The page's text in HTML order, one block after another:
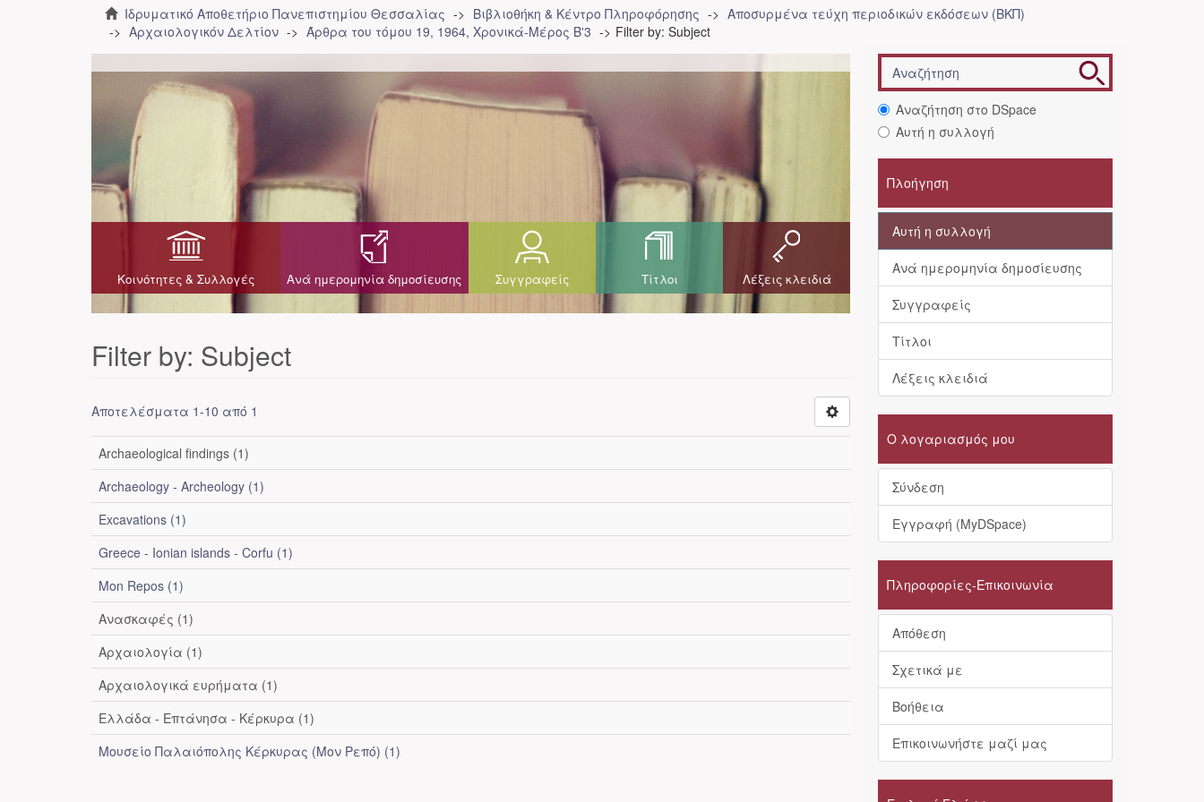
Ιδρυματικό Αποθετήριο Πανεπιστημίου Θεσσαλίας Βιβλιοθήκη & Κέντρο Πληροφόρησης
Αποσυρμένα τεύχη περιοδικών εκδόσεων (ΒΚΠ)
Αρχαιολογικόν Δελτίον
Άρθρα του τόμου 19, 1964, Χρονικά-Μέρος Β'3 Filter by: Subject
Κοινότητες & Συλλογές Ανά ημερομηνία δημοσίευσης Συγγραφείς Τίτλοι Λέξεις κλειδιά
Filter by: Subject
Αποτελέσματα 1-10 από 1
Archaeological findings (1)
Archaeology - Archeology (1)
Excavations (1)
Greece - Ionian islands - Corfu (1)
Mon Repos (1)
Ανασκαφές (1)
Αρχαιολογία (1)
Αρχαιολογικά ευρήματα (1)
Ελλάδα - Επτάνησα - Κέρκυρα (1)
Μουσείο Παλαιόπολης Κέρκυρας (Μον Ρεπό) (1)
Αναζήτηση στο DSpace
Αυτή η συλλογή
Πλοήγηση
Αυτή η συλλογή
Ανά ημερομηνία δημοσίευσης
Συγγραφείς
Τίτλοι
Λέξεις κλειδιά
Ο λογαριασμός μου
Σύνδεση
Εγγραφή (MyDSpace)
Πληροφορίες-Επικοινωνία
Απόθεση
Σχετικά με
Βοήθεια
Επικοινωνήστε μαζί μας